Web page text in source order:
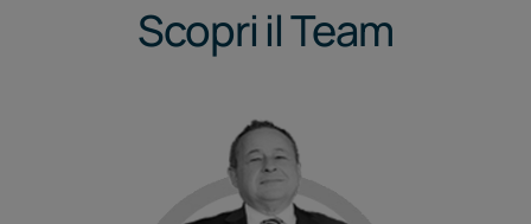
Scopri il Team